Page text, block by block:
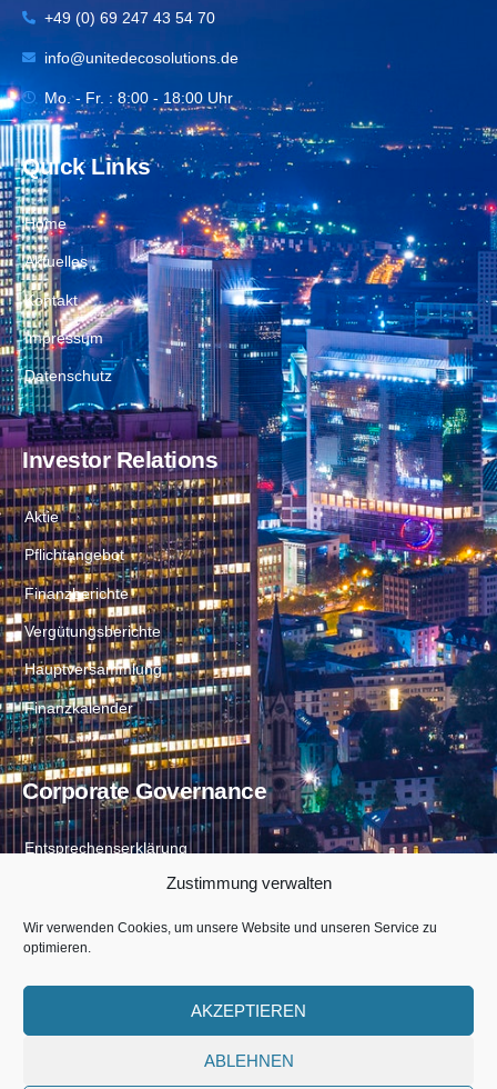
Zustimmung verwalten
Wir verwenden Cookies, um unsere Website und unseren Service zu
optimieren.
AKZEPTIEREN
ABLEHNEN
+49 (0) 69 247 43 54 70
info@unitedecosolutions.de
Mo. - Fr. : 8:00 - 18:00 Uhr
Quick Links
Home
Aktuelles
Kontakt
Impressum
Datenschutz
Investor Relations
Aktie
Pflichtangebot
Finanzberichte
Vergütungsberichte
Hauptversammlung
Finanzkalender
Corporate Governance
Entsprechenserklärung
Satzung
United Eco Solutions AG © 2026